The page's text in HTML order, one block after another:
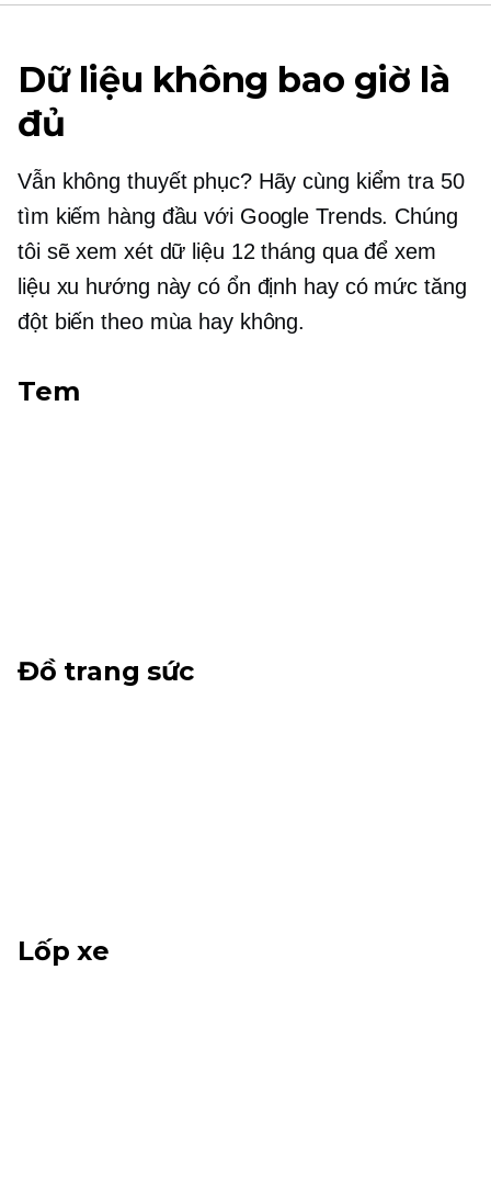
Dữ liệu không bao giờ là
đủ
Vẫn không thuyết phục? Hãy cùng kiểm tra 50
tìm kiếm hàng đầu với Google Trends. Chúng
tôi sẽ xem xét dữ liệu 12 tháng qua để xem
liệu xu hướng này có ổn định hay có mức tăng
đột biến theo mùa hay không.
Tem
Đồ trang sức
Lốp xe